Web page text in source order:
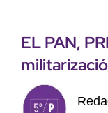
EL PAN,